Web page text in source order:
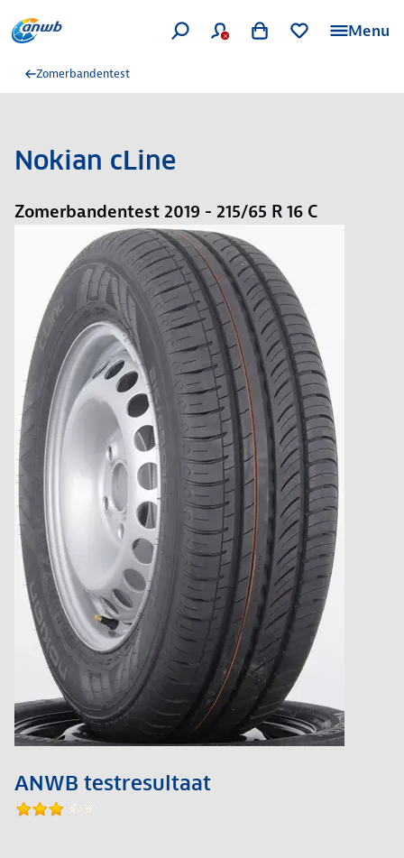
Menu
Zomerbandentest
Nokian cLine
Zomerbandentest 2019 - 215/65 R 16 C
ANWB testresultaat